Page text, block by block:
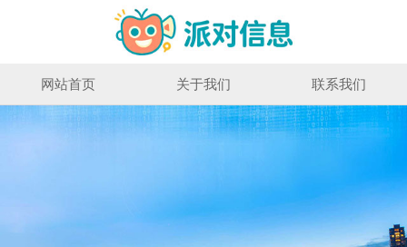
网站首页 关于我们 联系我们